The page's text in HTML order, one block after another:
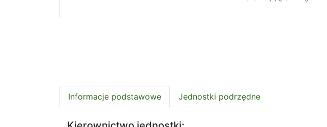
Informacje podstawowe Jednostki podrzędne